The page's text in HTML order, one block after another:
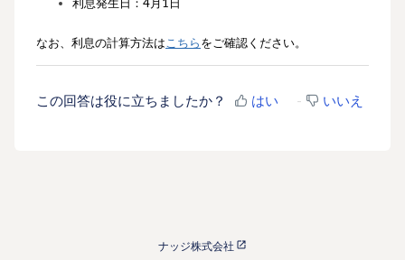
なお、利息の計算方法は こちらをご確認ください。
この回答は役に立ちましたか？ はい いいえ
ナッジ株式会社